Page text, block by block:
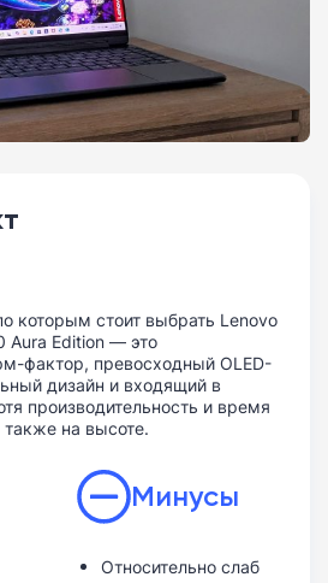
которым стоит выбрать Lenovo
Aura Edition — это
фактор, превосходный OLED-
дизайн и входящий в
производительность и время
на высоте.
Минусы
Относительно слаб